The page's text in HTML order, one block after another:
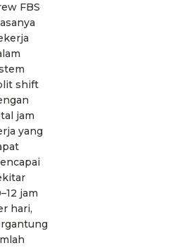
FBS
shift
jam
yang
jam
hari,